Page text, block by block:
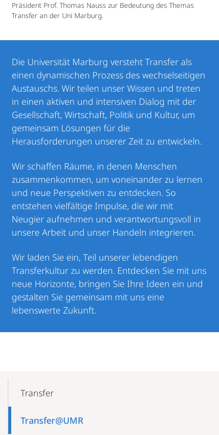
Präsident Prof. Thomas Nauss zur Bedeutung des Themas
Transfer an der Uni Marburg.
Die Universität Marburg versteht Transfer als
einen dynamischen Prozess des wechselseitigen
Austauschs. Wir teilen unser Wissen und treten
in einen aktiven und intensiven Dialog mit der
Gesellschaft, Wirtschaft, Politik und Kultur, um
gemeinsam Lösungen für die
Herausforderungen unserer Zeit zu entwickeln.
Wir schaffen Räume, in denen Menschen
zusammenkommen, um voneinander zu lernen
und neue Perspektiven zu entdecken. So
entstehen vielfältige Impulse, die wir mit
Neugier aufnehmen und verantwortungsvoll in
unsere Arbeit und unser Handeln integrieren.
Wir laden Sie ein, Teil unserer lebendigen
Transferkultur zu werden. Entdecken Sie mit uns
neue Horizonte, bringen Sie Ihre Ideen ein und
gestalten Sie gemeinsam mit uns eine
lebenswerte Zukunft.
NavigationTransfer
Transfer@UMR